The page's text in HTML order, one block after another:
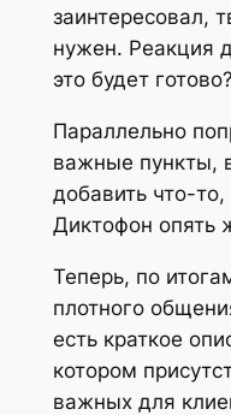
заинтересовал,
нужен. Реакция
это будет
Параллельно
важные пункты,
добавить что-то,
Диктофон опять
Теперь, по
плотного
есть краткое
котором
важных для